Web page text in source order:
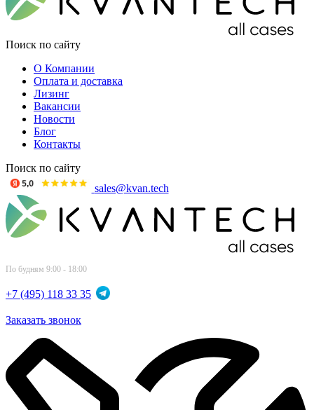
Поиск по сайту
О Компании
Оплата и доставка
Лизинг
Вакансии
Новости
Блог
Контакты
Поиск по сайту
sales@kvan.tech
По будням 9:00 - 18:00
+7 (495) 118 33 35
Заказать звонок